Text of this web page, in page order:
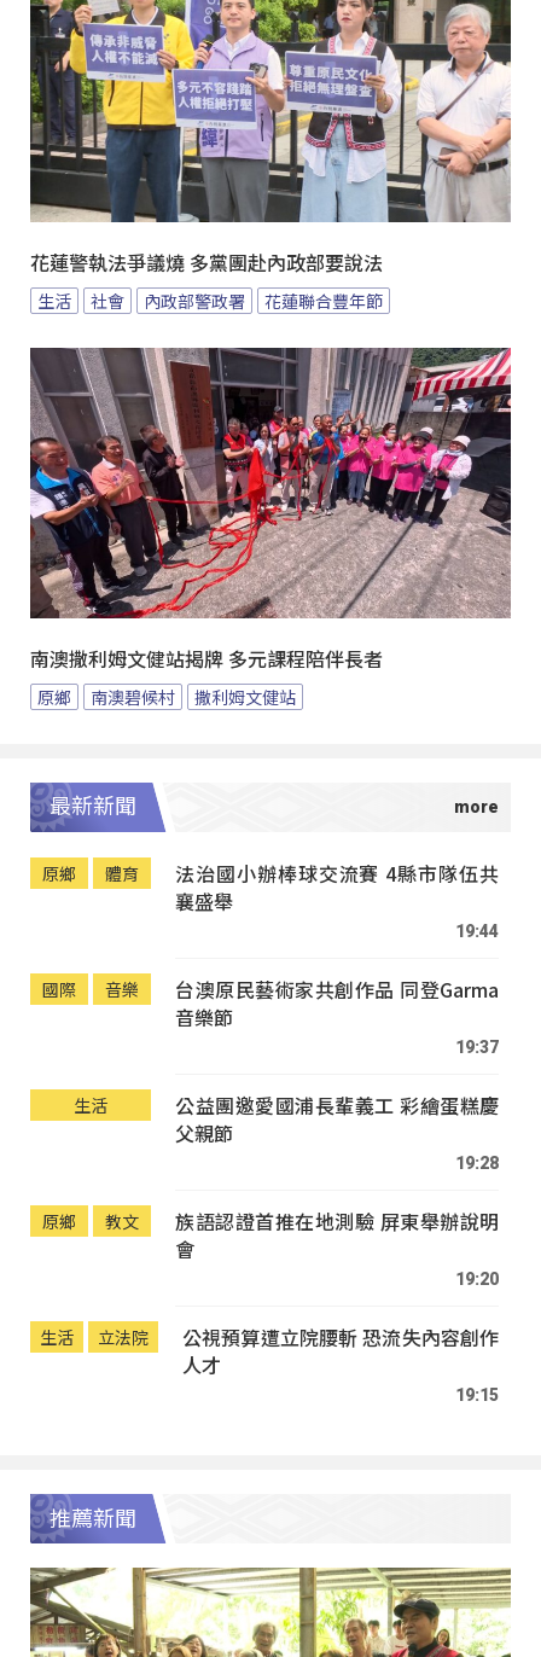
花蓮警執法爭議燒 多黨團赴內政部要說法
生活 社會 內政部警政署 花蓮聯合豐年節
南澳撒利姆文健站揭牌 多元課程陪伴長者
原鄉 南澳碧候村 撒利姆文健站
最新新聞
原鄉 體育
法治國小辦棒球交流賽 4縣市隊伍共
襄盛舉
19:44
國際 音樂
台澳原民藝術家共創作品 同登Garma
音樂節
19:37
生活
公益團邀愛國浦長輩義工 彩繪蛋糕慶
父親節
19:28
原鄉 教文
族語認證首推在地測驗 屏東舉辦說明
會
19:20
生活 立法院
公視預算遭立院腰斬 恐流失內容創作
人才
19:15
推薦新聞